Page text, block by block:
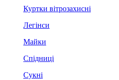
Куртки вітрозахисні
Легінси
Майки
Спідниці
Сукні